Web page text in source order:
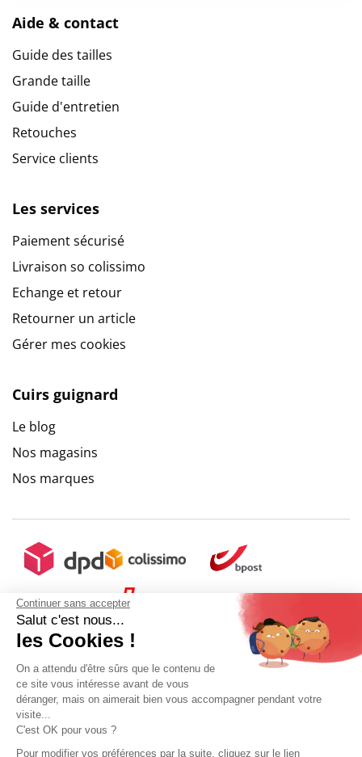
Continuer sans accepter
Salut c'est nous...
les Cookies !
On a attendu d'être sûrs que le contenu de
ce site vous intéresse avant de vous
déranger, mais on aimerait bien vous accompagner pendant votre
visite...
C'est OK pour vous ?
Pour modifier vos préférences par la suite, cliquez sur le lien
Aide & contact
Guide des tailles
Grande taille
Guide d'entretien
Retouches
Service clients
Les services
Paiement sécurisé
Livraison so colissimo
Echange et retour
Retourner un article
Gérer mes cookies
Cuirs guignard
Le blog
Nos magasins
Nos marques